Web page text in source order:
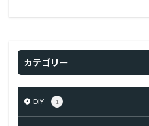
カテゴリー
DIY 1